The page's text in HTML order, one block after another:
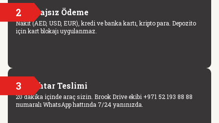
2 Blokajsız Ödeme
Nakit (AED, USD, EUR), kredi ve banka kartı, kripto para. Depozito
için kart blokajı uygulanmaz.
3 Anahtar Teslimi
20 dakika içinde araç sizin. Brook Drive ekibi +971 52 193 88 88
numaralı WhatsApp hattında 7/24 yanınızda.